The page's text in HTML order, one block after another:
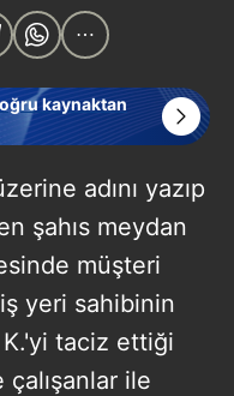
kaynaktan
adını yazıp
şahıs meydan
müşteri
yeri sahibinin
K.'yi taciz ettiği
ile